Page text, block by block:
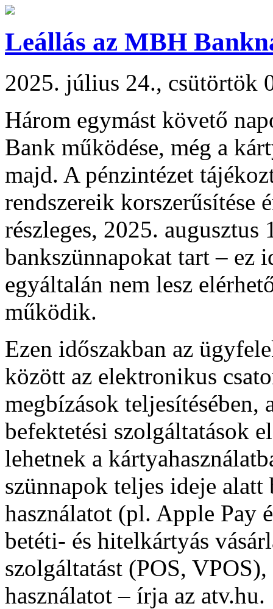
Leállás az MBH
2025. július 24., csütörtök
Három egymást követő
Bank működése, még a
majd. A pénzintézet
rendszereik korszerűsítése
részleges, 2025.
bankszünnapokat tart – ez
egyáltalán nem lesz
működik.
Ezen időszakban az
között az elektronikus
megbízások teljesítésében,
befektetési szolgáltatások
lehetnek a
szünnapok teljes ideje
használatot (pl. Apple Pay
betéti- és hitelkártyás
szolgáltatást (POS,
használatot – írja az atv.hu.